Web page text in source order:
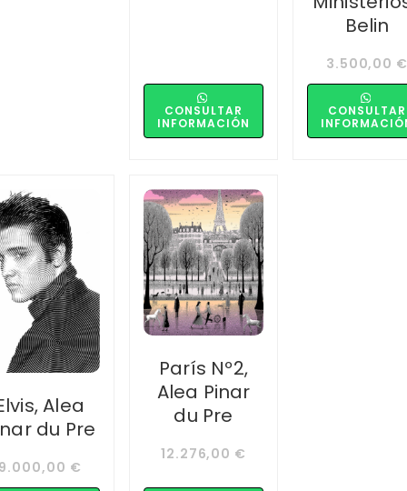
CONSULTAR
INFORMACIÓN
Belin
3.500,00 €
CONSULTAR
Alea
du Pre
€
París Nº2,
Alea Pinar
du Pre
12.276,00 €